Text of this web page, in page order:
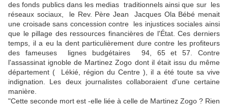
des fonds publics dans les medias traditionnels ainsi que sur les
réseaux sociaux, le Rev. Père Jean Jacques Ola Bébé menait
une croisade sans concession contre les injustices sociales ainsi
que le pillage des ressources financières de l'État. Ces derniers
temps, il a eu la dent particulièrement dure contre les profiteurs
des fameuses lignes budgétaires 94, 65 et 57. Contre
l'assassinat ignoble de Martinez Zogo dont il était issu du même
département ( Lékié, région du Centre ), il a été toute sa vive
indignation. Les deux journalistes collaboraient d'une certaine
manière.
"Cette seconde mort est -elle liée à celle de Martinez Zogo ? Rien